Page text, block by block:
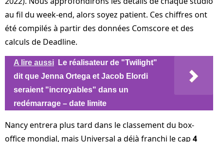
au fil du week-end, alors soyez patient. Ces chiffres ont
été compilés à partir des données Comscore et des
calculs de Deadline.
A lire aussi
Le réalisateur de "Twilight"
dit que Jenna Ortega et Jacob Elordi
seraient "incroyables" dans un
redémarrage – date limite
Nancy entrera plus tard dans le classement du box-
office mondial, mais Universal a déjà franchi le cap 4